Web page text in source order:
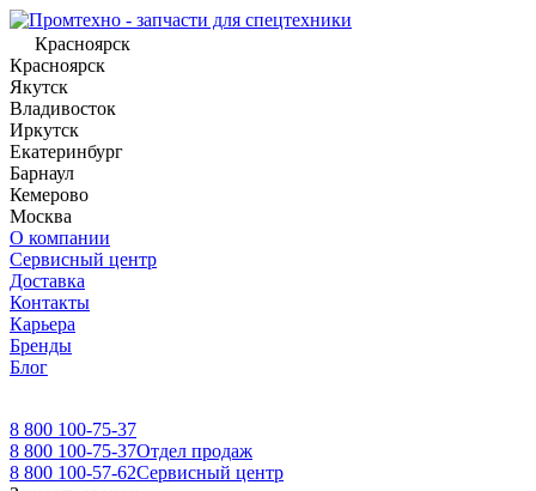
Красноярск
Красноярск
Якутск
Владивосток
Иркутск
Екатеринбург
Барнаул
Кемерово
Москва
О компании
Сервисный центр
Доставка
Контакты
Карьера
Бренды
Блог
8 800 100-75-37
8 800 100-75-37Отдел продаж
8 800 100-57-62Сервисный центр